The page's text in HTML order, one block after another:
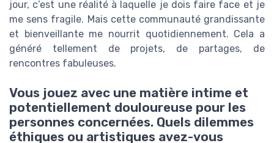
jour, c’est une réalité à laquelle je dois faire face et je
me sens fragile. Mais cette communauté grandissante
et bienveillante me nourrit quotidiennement. Cela a
généré tellement de projets, de partages, de
rencontres fabuleuses.
Vous jouez avec une matière intime et
potentiellement douloureuse pour les
personnes concernées. Quels dilemmes
éthiques ou artistiques avez-vous